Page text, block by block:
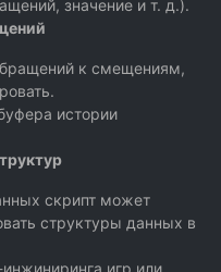
значение и т. д.).
к смещениям,
истории
скрипт может
структуры данных в